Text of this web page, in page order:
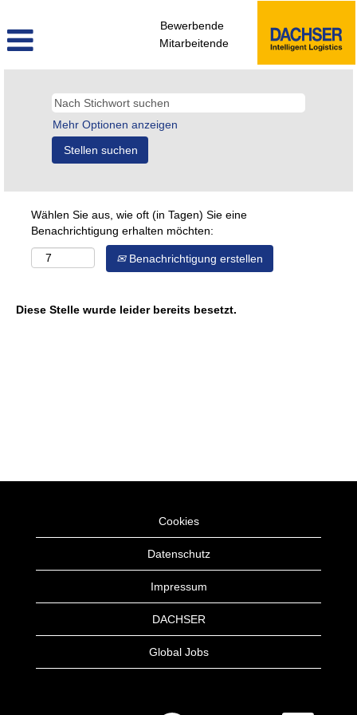
Bewerbende
Mitarbeitende
Mehr Optionen anzeigen
Wählen Sie aus, wie oft (in Tagen) Sie eine
Benachrichtigung erhalten möchten:
Benachrichtigung erstellen
Diese Stelle wurde leider bereits besetzt.
Cookies
Datenschutz
Impressum
DACHSER
Global Jobs